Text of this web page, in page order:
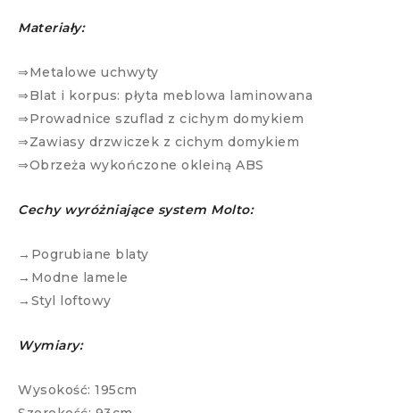
Materiały:
⇒Metalowe uchwyty
⇒Blat i korpus: płyta meblowa laminowana
⇒Prowadnice szuflad z cichym domykiem
⇒Zawiasy drzwiczek z cichym domykiem
⇒Obrzeża wykończone okleiną ABS
Cechy wyróżniające system Molto:
→Pogrubiane blaty
→Modne lamele
→Styl loftowy
Wymiary:
Wysokość: 195cm